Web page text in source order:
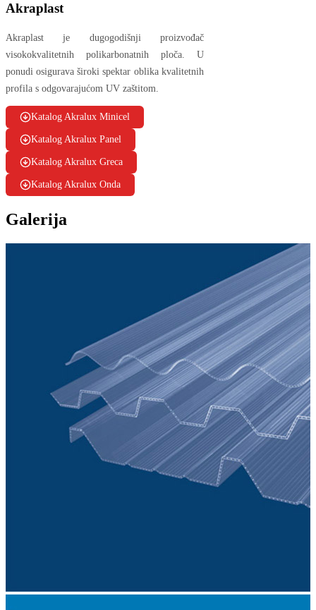
Akraplast
Akraplast je dugogodišnji proizvođač
visokokvalitetnih polikarbonatnih ploča. U
ponudi osigurava široki spektar oblika kvalitetnih
profila s odgovarajućom UV zaštitom.
Katalog Akralux Minicel
Katalog Akralux Panel
Katalog Akralux Greca
Katalog Akralux Onda
Galerija